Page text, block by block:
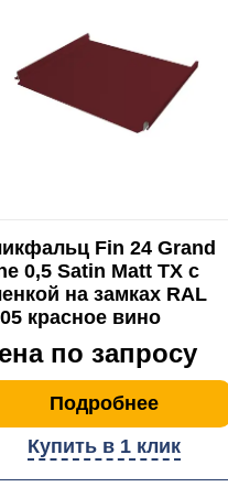
Fin 24 Grand
0,5 Satin Matt TX с
на замках RAL
красное вино
по запросу
Подробнее
Купить в 1 клик